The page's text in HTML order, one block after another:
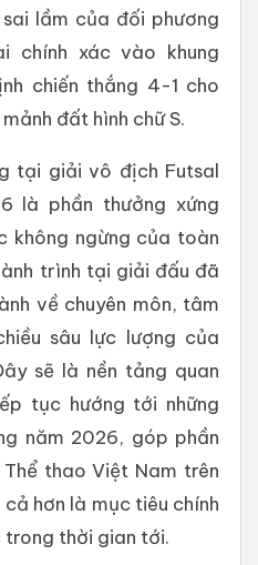
lầm của đối phương
chính xác vào khung
chiến thắng 4-1 cho
đất hình chữ S.
tại giải vô địch Futsal
là phần thưởng xứng
không ngừng của toàn
trình tại giải đấu đã
về chuyên môn, tâm
sâu lực lượng của
sẽ là nền tảng quan
tục hướng tới những
năm 2026, góp phần
thao Việt Nam trên
hơn là mục tiêu chính
trong thời gian tới.